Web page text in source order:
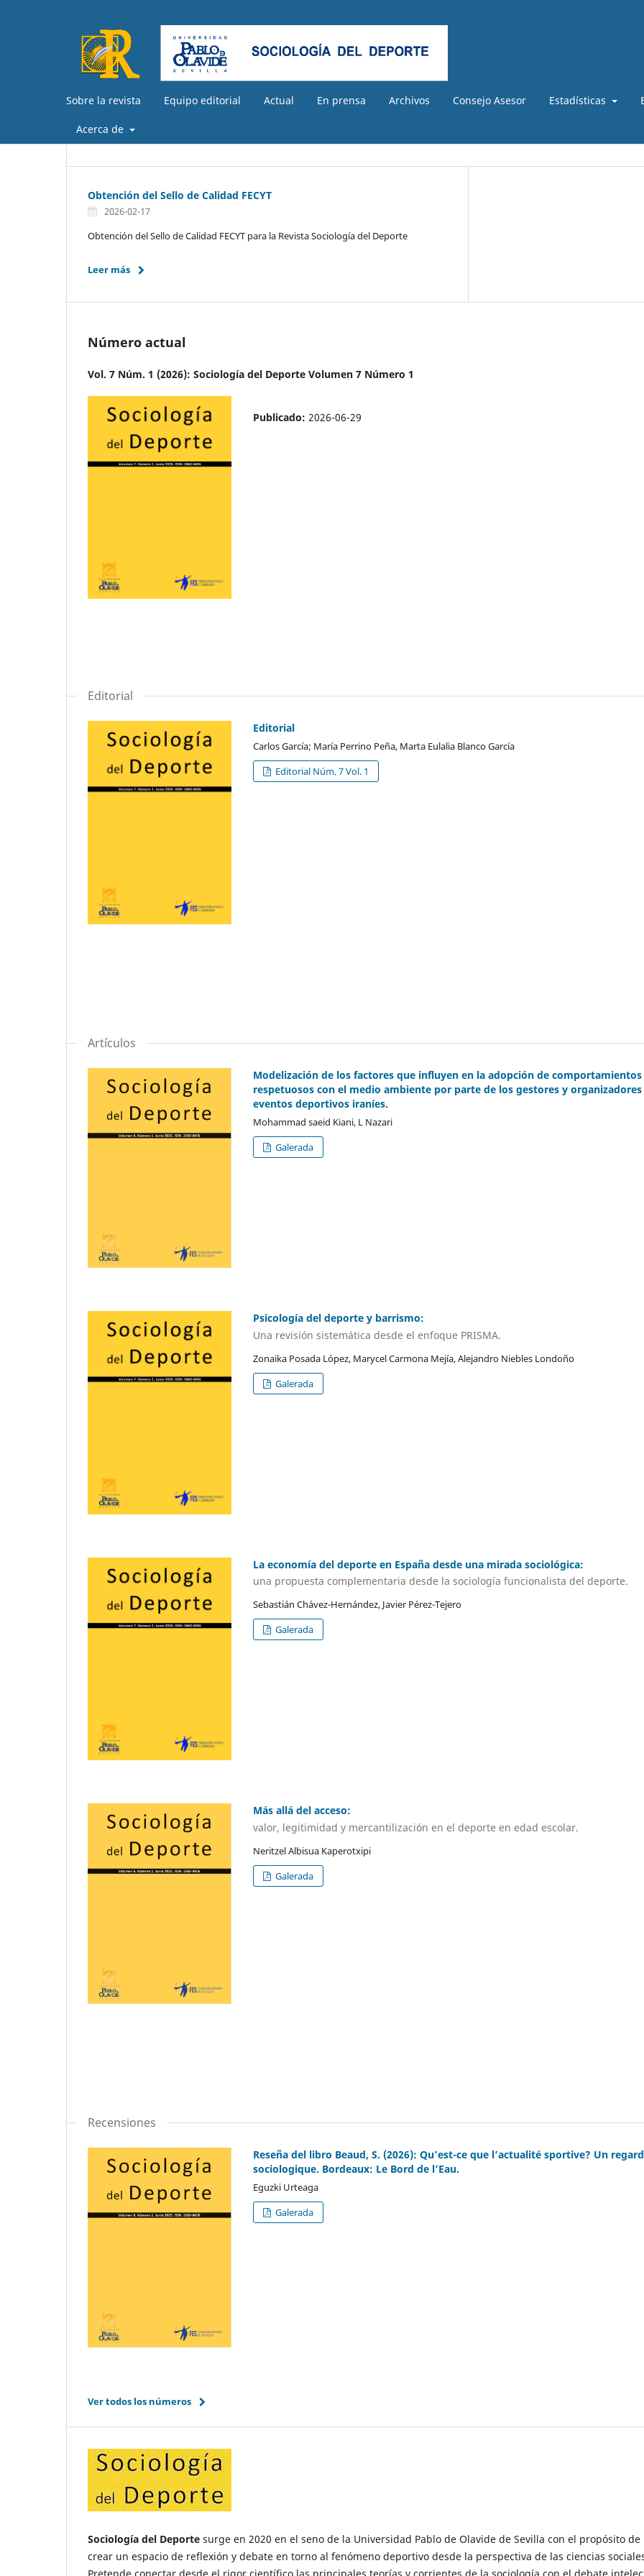
Sobre la revista Equipo editorial Actual En prensa Archivos Consejo Asesor Estadísticas
Acerca de
Obtención del Sello de Calidad FECYT
2026-02-17
Obtención del Sello de Calidad FECYT para la Revista Sociología del Deporte
Leer más
Número actual
Vol. 7 Núm. 1 (2026): Sociología del Deporte Volumen 7 Número 1
Publicado: 2026-06-29
Editorial
Editorial
Carlos García; María Perrino Peña, Marta Eulalia Blanco García
Editorial Núm. 7 Vol. 1
Artículos
Modelización de los factores que influyen en la adopción de comportamientos
respetuosos con el medio ambiente por parte de los gestores y organizadores
eventos deportivos iraníes.
Mohammad saeid Kiani, L Nazari
Galerada
Psicología del deporte y barrismo:
Una revisión sistemática desde el enfoque PRISMA.
Zonaika Posada López, Marycel Carmona Mejía, Alejandro Niebles Londoño
Galerada
La economía del deporte en España desde una mirada sociológica:
una propuesta complementaria desde la sociología funcionalista del deporte.
Sebastián Chávez-Hernández, Javier Pérez-Tejero
Galerada
Más allá del acceso:
valor, legitimidad y mercantilización en el deporte en edad escolar.
Neritzel Albisua Kaperotxipi
Galerada
Recensiones
Reseña del libro Beaud, S. (2026): Qu’est-ce que l’actualité sportive? Un regard
sociologique. Bordeaux: Le Bord de l’Eau.
Eguzki Urteaga
Galerada
Ver todos los números
Sociología del Deporte surge en 2020 en el seno de la Universidad Pablo de Olavide de Sevilla con el propósito de
crear un espacio de reflexión y debate en torno al fenómeno deportivo desde la perspectiva de las ciencias